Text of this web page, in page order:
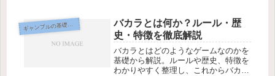
ギ
ャンブルの基礎知識
バカラとは何か？ルール・歴
史・特徴を徹底解説
バカラとはどのようなゲームなのかを
基礎から解説。ルールや歴史、特徴を
わかりやすく整理し、これからバカラ